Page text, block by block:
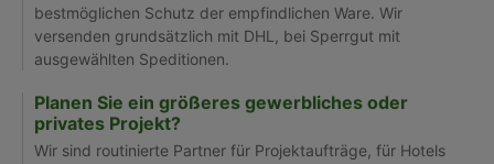
bestmöglichen Schutz der empfindlichen Ware. Wir
versenden grundsätzlich mit DHL, bei Sperrgut mit
ausgewählten Speditionen.
Planen Sie ein größeres gewerbliches oder
privates Projekt?
Wir sind routinierte Partner für Projektaufträge, für Hotels